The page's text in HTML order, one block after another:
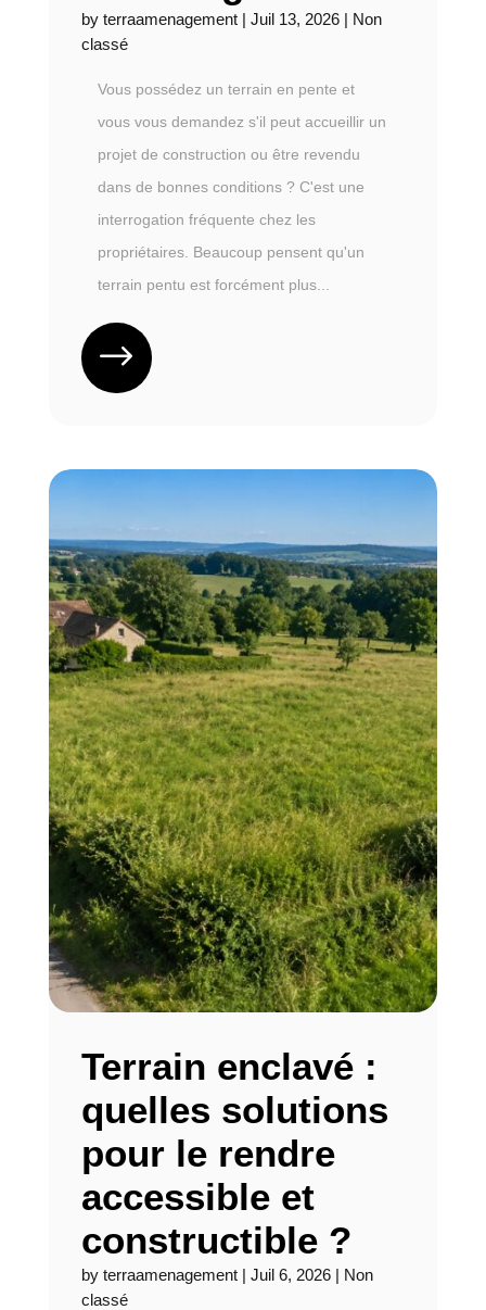
by terraamenagement| Juil 13, 2026| Non
classé
Vous possédez un terrain en pente et
vous vous demandez s'il peut accueillir un
projet de construction ou être revendu
dans de bonnes conditions ? C'est une
interrogation fréquente chez les
propriétaires. Beaucoup pensent qu'un
terrain pentu est forcément plus...
Terrain enclavé :
quelles solutions
pour le rendre
accessible et
constructible ?
by terraamenagement| Juil 6, 2026| Non
classé